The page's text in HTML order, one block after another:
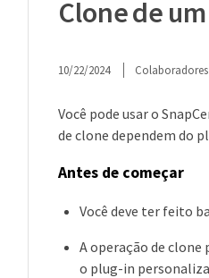
Clone de
10/22/2024 Colaboradores
Você pode usar o
de clone dependem do
Antes de começar
Você deve ter feito
A operação de clone
o plug-in